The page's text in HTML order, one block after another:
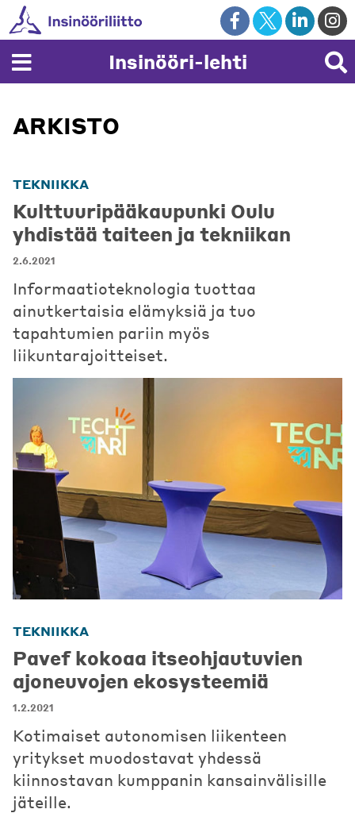
Skip
to
content
Insinööri-lehti
ARKISTO
TEKNIIKKA
Kulttuuripääkaupunki Oulu
yhdistää taiteen ja tekniikan
2.6.2021
Informaatioteknologia tuottaa
ainutkertaisia elämyksiä ja tuo
tapahtumien pariin myös
liikuntarajoitteiset.
TEKNIIKKA
Pavef kokoaa itseohjautuvien
ajoneuvojen ekosysteemiä
1.2.2021
Kotimaiset autonomisen liikenteen
yritykset muodostavat yhdessä
kiinnostavan kumppanin kansainvälisille
jäteille.